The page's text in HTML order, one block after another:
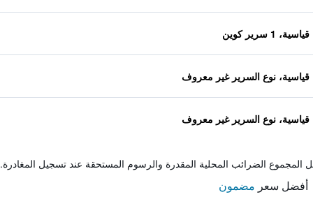
1 سرير كوين
نوع السرير غير معروف
نوع السرير غير معروف
المجموع الضرائب المحلية المقدرة والرسوم المستحقة عند تسجيل المغادرة.
أفضل سعر مضمون